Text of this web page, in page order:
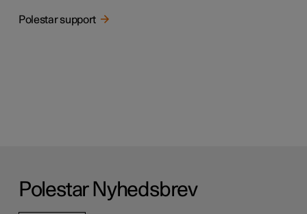
Polestar support
Polestar Nyhedsbrev